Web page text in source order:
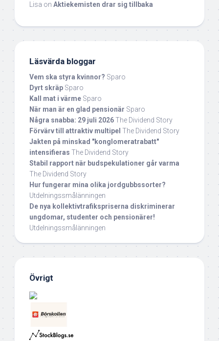
Lisa on Aktiekemisten drar sig tillbaka
Läsvärda bloggar
Vem ska styra kvinnor? Sparo
Dyrt skräp Sparo
Kall mat i värme Sparo
När man är en glad pensionär Sparo
Några snabba: 29 juli 2026The Dividend Story
Förvärv till attraktiv multipel The Dividend Story
Jakten på minskad "konglomeratrabatt"
intensifieras The Dividend Story
Stabil rapport när budspekulationer går varma
The Dividend Story
Hur fungerar mina olika jordgubbssorter?
Utdelningssmålänningen
De nya kollektivtrafikspriserna diskriminerar
ungdomar, studenter och pensionärer!
Utdelningssmålänningen
Övrigt